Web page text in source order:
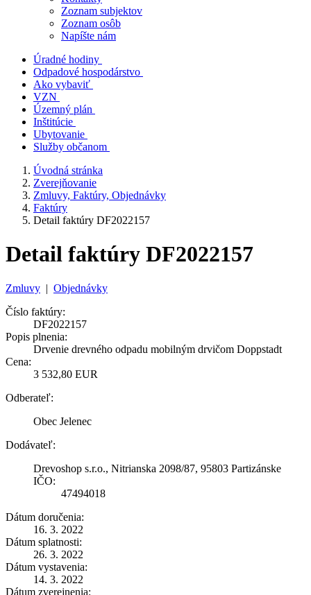
Zoznam subjektov
Zoznam osôb
Napíšte nám
Úradné hodiny
Odpadové hospodárstvo
Ako vybaviť
VZN
Územný plán
Inštitúcie
Ubytovanie
Služby občanom
Úvodná stránka
Zverejňovanie
Zmluvy, Faktúry, Objednávky
Faktúry
Detail faktúry DF2022157
Detail faktúry DF2022157
Zmluvy | Objednávky
Číslo faktúry:
DF2022157
Popis plnenia:
Drvenie drevného odpadu mobilným drvičom Doppstadt
Cena:
3 532,80 EUR
Odberateľ:
Obec Jelenec
Dodávateľ:
Drevoshop s.r.o., Nitrianska 2098/87, 95803 Partizánske
IČO:
47494018
Dátum doručenia:
16. 3. 2022
Dátum splatnosti:
26. 3. 2022
Dátum vystavenia:
14. 3. 2022
Dátum zverejnenia: